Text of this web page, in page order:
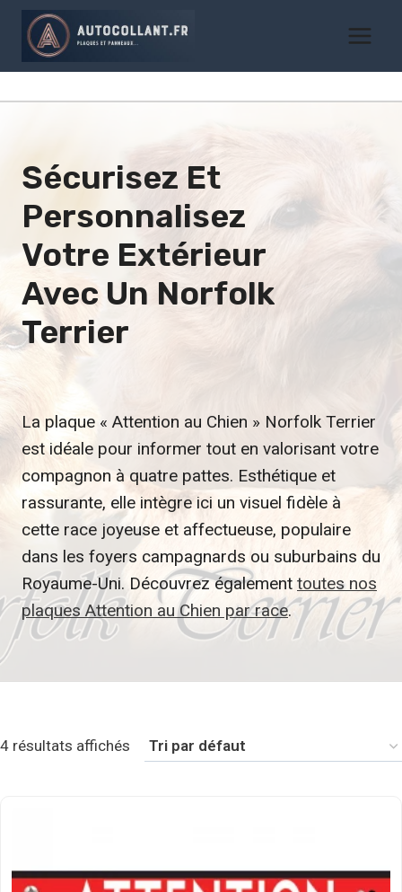
Aller
contenu
Sécurisez Et
Personnalisez
Votre Extérieur
Avec Un Norfolk
Terrier
La plaque « Attention au Chien » Norfolk Terrier
est idéale pour informer tout en valorisant votre
compagnon à quatre pattes. Esthétique et
rassurante, elle intègre ici un visuel fidèle à
cette race joyeuse et affectueuse, populaire
dans les foyers campagnards ou suburbains du
Royaume-Uni. Découvrez également toutes nos
plaques Attention au Chien par race.
4 résultats affichés